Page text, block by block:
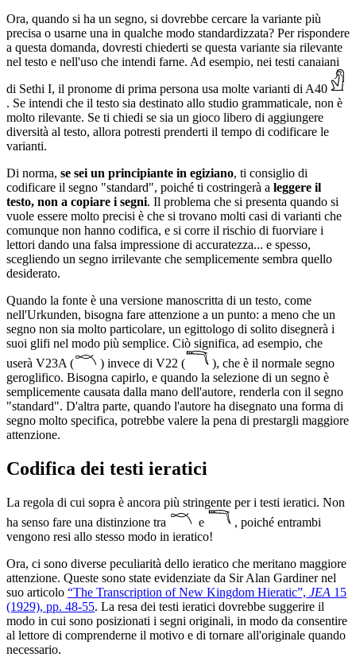
Ora, quando si ha un segno, si dovrebbe cercare la variante più
precisa o usarne una in qualche modo standardizzata? Per rispondere
a questa domanda, dovresti chiederti se questa variante sia rilevante
nel testo e nell'uso che intendi farne. Ad esempio, nei testi canaiani
di Sethi I, il pronome di prima persona usa molte varianti di A40
. Se intendi che il testo sia destinato allo studio grammaticale, non è
molto rilevante. Se ti chiedi se sia un gioco libero di aggiungere
diversità al testo, allora potresti prenderti il ​​tempo di codificare le
varianti.
Di norma, se sei un principiante in egiziano, ti consiglio di
codificare il segno "standard", poiché ti costringerà a leggere il
testo, non a copiare i segni. Il problema che si presenta quando si
vuole essere molto precisi è che si trovano molti casi di varianti che
comunque non hanno codifica, e si corre il rischio di fuorviare i
lettori dando una falsa impressione di accuratezza... e spesso,
scegliendo un segno irrilevante che semplicemente sembra quello
desiderato.
Quando la fonte è una versione manoscritta di un testo, come
nell'Urkunden, bisogna fare attenzione a un punto: a meno che un
segno non sia molto particolare, un egittologo di solito disegnerà i
suoi glifi nel modo più semplice. Ciò significa, ad esempio, che
userà V23A (
) invece di V22 (
), che è il normale segno
geroglifico. Bisogna capirlo, e quando la selezione di un segno è
semplicemente causata dalla mano dell'autore, renderla con il segno
"standard". D'altra parte, quando l'autore ha disegnato una forma di
segno molto specifica, potrebbe valere la pena di prestargli maggiore
attenzione.
Codifica dei testi ieratici
La regola di cui sopra è ancora più stringente per i testi ieratici. Non
ha senso fare una distinzione tra
e
, poiché entrambi
vengono resi allo stesso modo in ieratico!
Ora, ci sono diverse peculiarità dello ieratico che meritano maggiore
attenzione. Queste sono state evidenziate da Sir Alan Gardiner nel
suo articolo “The Transcription of New Kingdom Hieratic”, JEA 15
(1929), pp. 48-55. La resa dei testi ieratici dovrebbe suggerire il
modo in cui sono posizionati i segni originali, in modo da consentire
al lettore di comprenderne il motivo e di tornare all'originale quando
necessario.